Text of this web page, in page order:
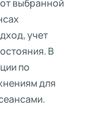
выбранной
учет
В
по
для